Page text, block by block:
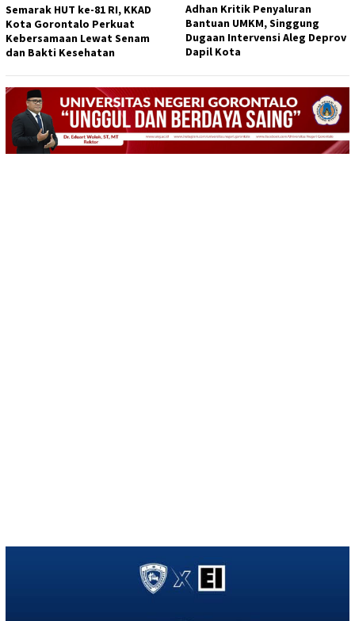
Semarak HUT ke-81 RI, KKAD
Kota Gorontalo Perkuat
Kebersamaan Lewat Senam
dan Bakti Kesehatan
Adhan Kritik Penyaluran
Bantuan UMKM, Singgung
Dugaan Intervensi Aleg Deprov
Dapil Kota